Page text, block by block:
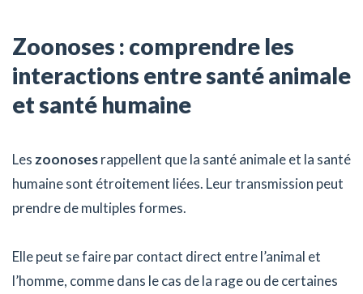
Zoonoses : comprendre les
interactions entre santé animale
et santé humaine
Les zoonosesrappellent que la santé animale et la santé
humaine sont étroitement liées. Leur transmission peut
prendre de multiples formes.
Elle peut se faire par contact direct entre l’animal et
l’homme, comme dans le cas de la rage ou de certaines